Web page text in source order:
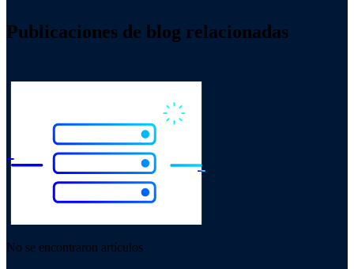
Publicaciones de blog relacionadas
No se encontraron artículos